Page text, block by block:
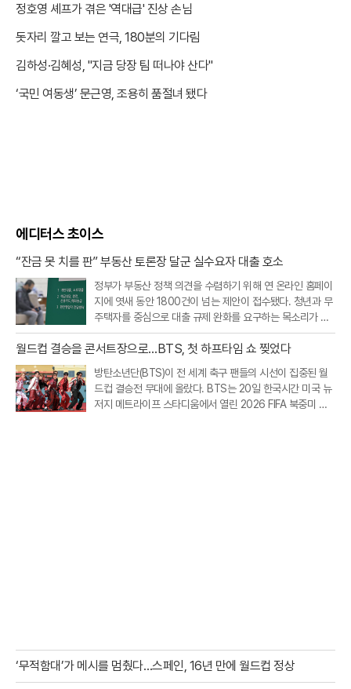
정호영 셰프가 겪은 '역대급' 진상 손님
돗자리 깔고 보는 연극, 180분의 기다림
김하성·김혜성, "지금 당장 팀 떠나야 산다"
‘국민 여동생’ 문근영, 조용히 품절녀 됐다
에디터스 초이스
“잔금 못 치를 판” 부동산 토론장 달군 실수요자 대출 호소
정부가 부동산 정책 의견을 수렴하기 위해 연 온라인 홈페이
지에 엿새 동안 1800건이 넘는 제안이 접수됐다. 청년과 무
주택자를 중심으로 대출 규제 완화를 요구하는 목소리가 가
장 컸고, 빌라·오피스텔 등 비아파트 공급을 살리기 위한 규
제 개선 요구도 이어졌다.20일 부동산토론회 홈페이지에 따
월드컵 결승을 콘서트장으로…BTS, 첫 하프타임 쇼 찢었다
방탄소년단(BTS)이 전 세계 축구 팬들의 시선이 집중된 월
드컵 결승전 무대에 올랐다. BTS는 20일 한국시간 미국 뉴
저지 메트라이프 스타디움에서 열린 2026 FIFA 북중미 월
‘무적함대’가 메시를 멈췄다…스페인, 16년 만에 월드컵 정상